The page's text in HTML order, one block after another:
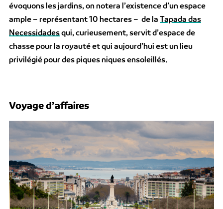
évoquons les jardins, on notera l’existence d’un espace
ample – représentant 10 hectares – de la Tapada das
Necessidadesqui, curieusement, servit d’espace de
chasse pour la royauté et qui aujourd’hui est un lieu
privilégié pour des piques niques ensoleillés.
Voyage d’affaires